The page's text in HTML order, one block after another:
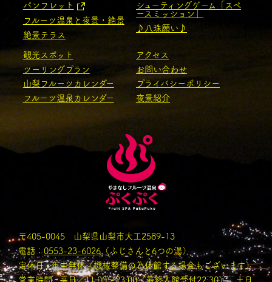
パンフレット
フルーツ温泉と夜景・絶景
絶景テラス
シューティングゲーム「スペ
ースミッション」
♪八珠願い♪
観光スポット
ツーリングプラン
山梨フルーツカレンダー
フルーツ温泉カレンダー
アクセス
お問い合わせ
プライバシーポリシー
夜景紹介
〒405-0045 山梨県山梨市大工2589-13
電話：0553-23-6026 （ふじさんと6つの湯）
定休日 : 年中無休（機械整備の為休館する場合もございます）
営業時間 : 平日／11:00〜23:00（最終入館受付22:30） 土日